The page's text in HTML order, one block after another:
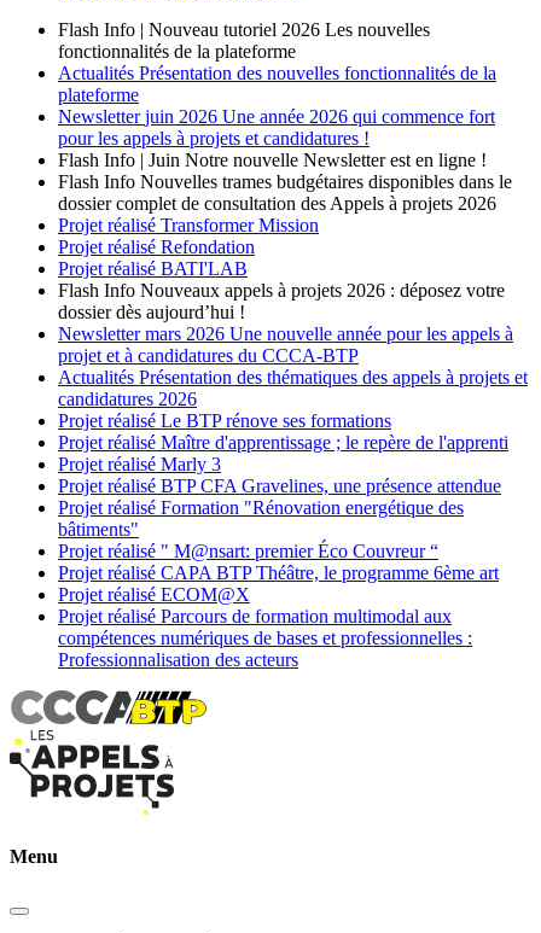
Flash Info | Nouveau tutoriel 2026 Les nouvelles
fonctionnalités de la plateforme
Actualités Présentation des nouvelles fonctionnalités de la
plateforme
Newsletter juin 2026 Une année 2026 qui commence fort
pour les appels à projets et candidatures !
Flash Info | Juin Notre nouvelle Newsletter est en ligne !
Flash Info Nouvelles trames budgétaires disponibles dans le
dossier complet de consultation des Appels à projets 2026
Projet réalisé Transformer Mission
Projet réalisé Refondation
Projet réalisé BATI'LAB
Flash Info Nouveaux appels à projets 2026 : déposez votre
dossier dès aujourd’hui !
Newsletter mars 2026 Une nouvelle année pour les appels à
projet et à candidatures du CCCA-BTP
Actualités Présentation des thématiques des appels à projets et
candidatures 2026
Projet réalisé Le BTP rénove ses formations
Projet réalisé Maître d'apprentissage ; le repère de l'apprenti
Projet réalisé Marly 3
Projet réalisé BTP CFA Gravelines, une présence attendue
Projet réalisé Formation "Rénovation energétique des
bâtiments"
Projet réalisé " M@nsart: premier Éco Couvreur “
Projet réalisé CAPA BTP Théâtre, le programme 6ème art
Projet réalisé ECOM@X
Projet réalisé Parcours de formation multimodal aux
compétences numériques de bases et professionnelles :
Professionnalisation des acteurs
Menu